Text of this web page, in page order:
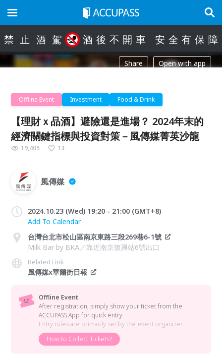
禁 止 酒 駕 酒 後 不 開 車 安 全 有 保 障
Share Open with app
Offline Event Investment Food & Drink
【理財ｘ品酒】避險還是進場？ 2024年末的
經濟關鍵指標與投資對策－風傳媒菁英沙龍
19,405 13
風傳媒
2024.10.23 (Wed) 19:20 - 21:00 (GMT+8)
Add To Calendar
台灣台北市松山區南京東路三段269巷6-1號
Milk Bar by BKA／靠近南京復興站6號出口
Related Link
風傳媒x華爾街日報
Offline Event
After registration, simply show your ticket from the
ACCUPASS App for quick entry.
Entry rules are primarily set by the event organizer.
How to Collect Tickets?